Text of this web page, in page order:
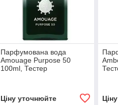
Парфумована вода
Amouage Purpose 50
100ml, Тестер
Ціну уточнюйте